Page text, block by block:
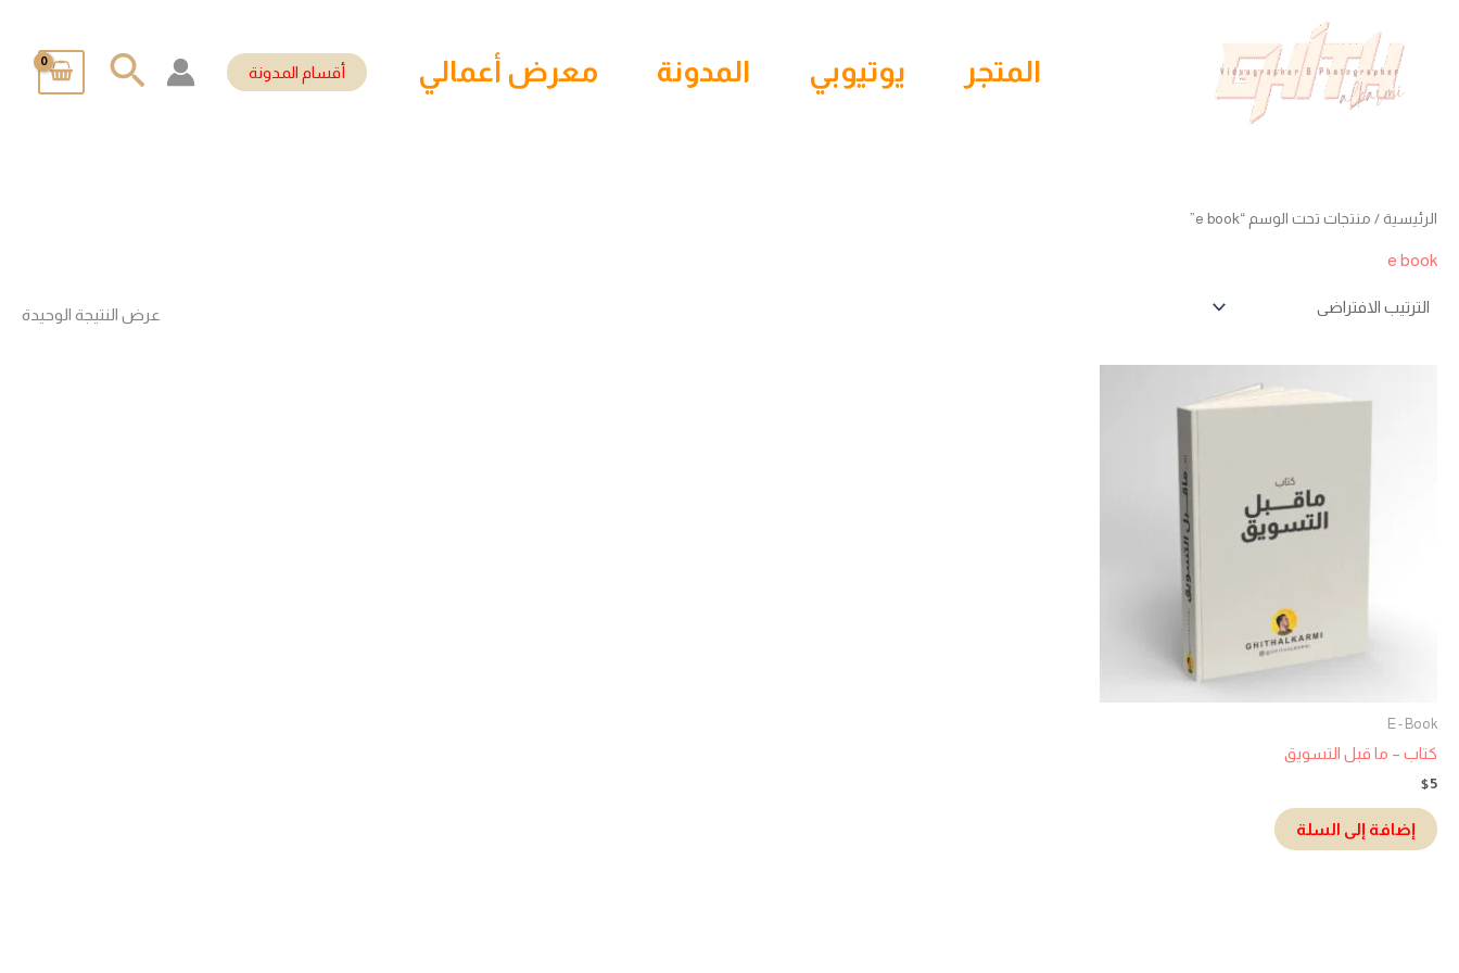
المتجر يوتيوبي المدونة معرض أعمالي أقسام المدونة البحث
الرئيسية / منتجات تحت الوسم “e book”
e book
عرض النتيجة الوحيدة
E - Book
كتاب – ما قبل التسويق
$5
إضافة إلى السلة